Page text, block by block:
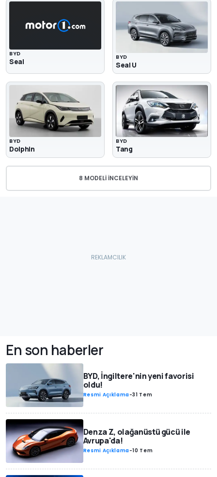
BYD
Seal BYD
Seal U
BYD
Dolphin
BYD
Tang
8 MODELI İNCELEYIN
En son haberler
BYD, İngiltere'nin yeni favorisi
oldu!
Resmi Açıklama-31 Tem
Denza Z, olağanüstü gücü ile
Avrupa'da!
Resmi Açıklama-10 Tem